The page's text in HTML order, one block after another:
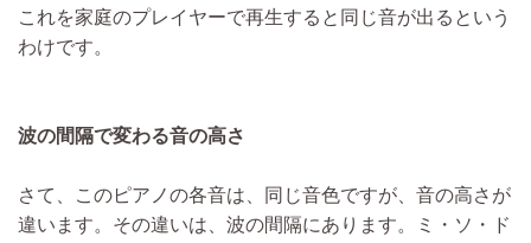
これを家庭のプレイヤーで再生すると同じ音が出るという
わけです。
波の間隔で変わる音の高さ
さて、このピアノの各音は、同じ音色ですが、音の高さが
違います。その違いは、波の間隔にあります。ミ・ソ・ド